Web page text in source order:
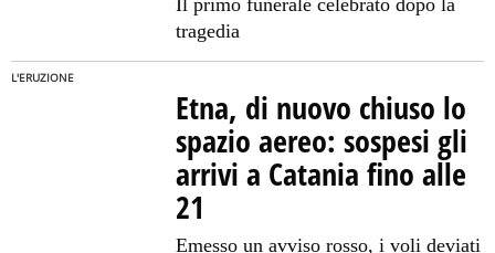
Il primo funerale celebrato dopo la
tragedia
L'ERUZIONE
Etna, di nuovo chiuso lo
spazio aereo: sospesi gli
arrivi a Catania fino alle
21
Emesso un avviso rosso, i voli deviati